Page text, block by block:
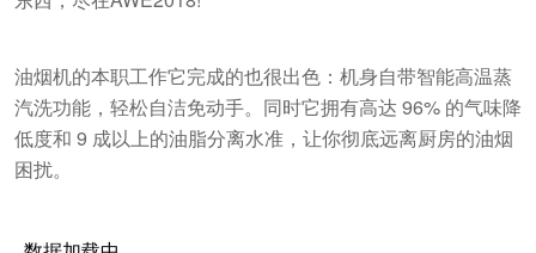
油烟机的本职工作它完成的也很出色：机身自带智能高温蒸
汽洗功能，轻松自洁免动手。同时它拥有高达 96% 的气味降
低度和 9 成以上的油脂分离水准，让你彻底远离厨房的油烟
困扰。